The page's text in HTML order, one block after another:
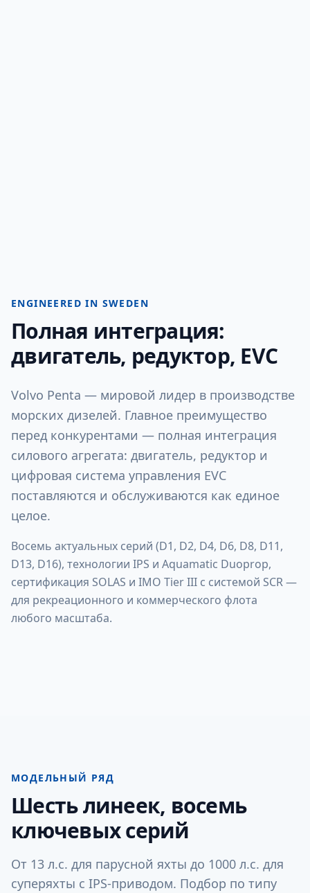
ENGINEERED IN SWEDEN
Полная интеграция:
двигатель, редуктор, EVC
Volvo Penta — мировой лидер в производстве
морских дизелей. Главное преимущество
перед конкурентами — полная интеграция
силового агрегата: двигатель, редуктор и
цифровая система управления EVC
поставляются и обслуживаются как единое
целое.
Восемь актуальных серий (D1, D2, D4, D6, D8, D11,
D13, D16), технологии IPS и Aquamatic Duoprop,
сертификация SOLAS и IMO Tier III с системой SCR —
для рекреационного и коммерческого флота
любого масштаба.
МОДЕЛЬНЫЙ РЯД
Шесть линеек, восемь
ключевых серий
От 13 л.с. для парусной яхты до 1000 л.с. для
суперяхты с IPS-приводом. Подбор по типу